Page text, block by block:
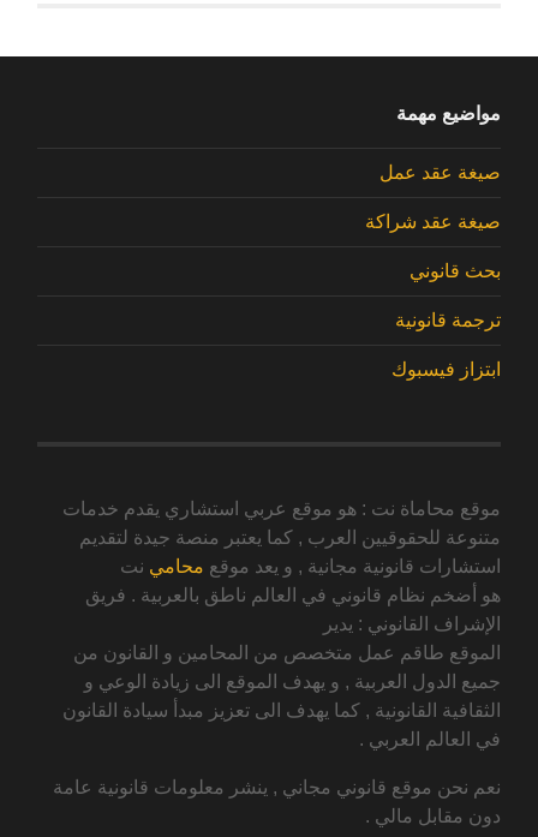
مواضيع مهمة
صيغة عقد عمل
صيغة عقد شراكة
بحث قانوني
ترجمة قانونية
ابتزاز فيسبوك
موقع محاماة نت : هو موقع عربي استشاري يقدم خدمات
متنوعة للحقوقيين العرب , كما يعتبر منصة جيدة لتقديم
استشارات قانونية مجانية , و يعد موقع محامي نت
هو أضخم نظام قانوني في العالم ناطق بالعربية . فريق
الإشراف القانوني : يدير
الموقع طاقم عمل متخصص من المحامين و القانون من
جميع الدول العربية , و يهدف الموقع الى زيادة الوعي و
الثقافية القانونية , كما يهدف الى تعزيز مبدأ سيادة القانون
في العالم العربي .
نعم نحن موقع قانوني مجاني , ينشر معلومات قانونية عامة
دون مقابل مالي .